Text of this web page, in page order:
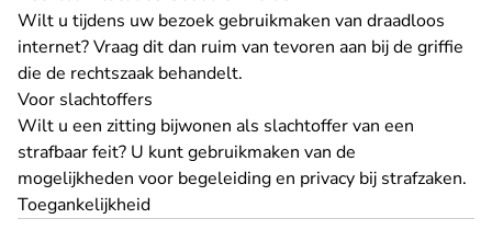
Wilt u tijdens uw bezoek gebruikmaken van draadloos
internet? Vraag dit dan ruim van tevoren aan bij de griffie
die de rechtszaak behandelt.
Voor slachtoffers
Wilt u een zitting bijwonen als slachtoffer van een
strafbaar feit? U kunt gebruikmaken van de
mogelijkheden voor begeleiding en privacy bij strafzaken.
Toegankelijkheid